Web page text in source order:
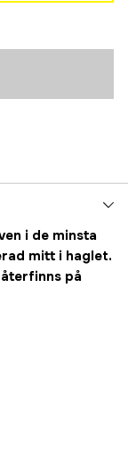
Tillfälligt slut
Slutsåld
i de minsta
mitt i haglet.
på